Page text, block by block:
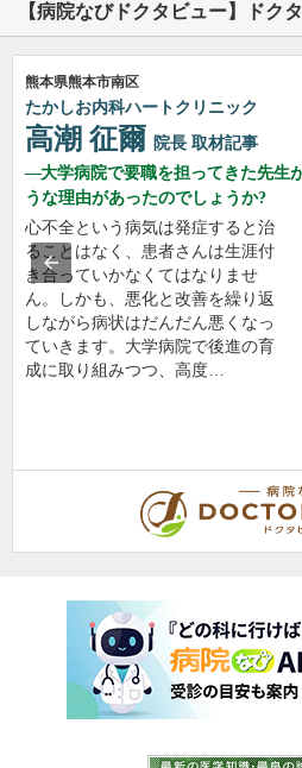
【病院なびドクタビュー】ドク
熊本県熊本市南区
たかしお内科ハートクリニック
高潮 征爾 院長 取材記事
大学病院で要職を担ってきた先生
うな理由があったのでしょうか?
心不全という病気は発症すると治
ることはなく、患者さんは生涯付
き合っていかなくてはなりませ
ん。しかも、悪化と改善を繰り返
しながら病状はだんだん悪くなっ
ていきます。大学病院で後進の育
成に取り組みつつ、高度…